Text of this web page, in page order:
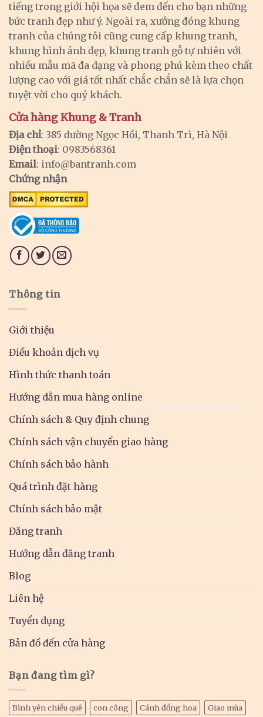
tiếng trong giới hội họa sẽ đem đến cho bạn những
bức tranh đẹp như ý. Ngoài ra, xưởng đóng khung
tranh của chúng tôi cũng cung cấp khung tranh,
khung hình ảnh đẹp, khung tranh gỗ tự nhiên với
nhiều mẫu mã đa dạng và phong phú kèm theo chất
lượng cao với giá tốt nhất chắc chắn sẽ là lựa chọn
tuyệt vời cho quý khách.
Cửa hàng Khung & Tranh
Địa chỉ: 385 đường Ngọc Hồi, Thanh Trì, Hà Nội
Điện thoại: 0983568361
Email: info@bantranh.com
Chứng nhận
Thông tin
Giới thiệu
Điều khoản dịch vụ
Hình thức thanh toán
Hướng dẫn mua hàng online
Chính sách & Quy định chung
Chính sách vận chuyển giao hàng
Chính sách bảo hành
Quá trình đặt hàng
Chính sách bảo mật
Đăng tranh
Hướng dẫn đăng tranh
Blog
Liên hệ
Tuyển dụng
Bản đồ đến cửa hàng
Bạn đang tìm gì?
Bình yên chiều quê con công Cánh đồng hoa
Giao mùa